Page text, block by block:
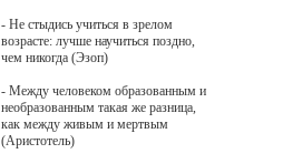
- Не стыдись учиться в зрелом
возрасте: лучше научиться поздно,
чем никогда (Эзоп)
- Между человеком образованным и
необразованным такая же разница,
как между живым и мертвым
(Аристотель)